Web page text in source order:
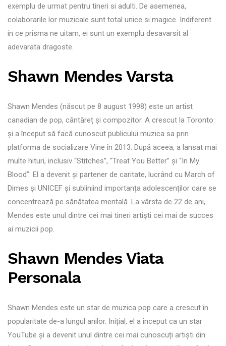
exemplu de urmat pentru tineri si adulti. De asemenea,
colaborarile lor muzicale sunt total unice si magice. Indiferent
in ce prisma ne uitam, ei sunt un exemplu desavarsit al
adevarata dragoste.
Shawn Mendes Varsta
Shawn Mendes (născut pe 8 august 1998) este un artist
canadian de pop, cântăreț și compozitor. A crescut la Toronto
și a început să facă cunoscut publicului muzica sa prin
platforma de socializare Vine în 2013. După aceea, a lansat mai
multe hituri, inclusiv “Stitches”, “Treat You Better” și “In My
Blood”. El a devenit și partener de caritate, lucrând cu March of
Dimes și UNICEF și subliniind importanța adolescenților care se
concentrează pe sănătatea mentală. La vârsta de 22 de ani,
Mendes este unul dintre cei mai tineri artiști cei mai de succes
ai muzicii pop.
Shawn Mendes Viata
Personala
Shawn Mendes este un star de muzica pop care a crescut în
popularitate de-a lungul anilor. Inițial, el a început ca un star
YouTube și a devenit unul dintre cei mai cunoscuți artiști din